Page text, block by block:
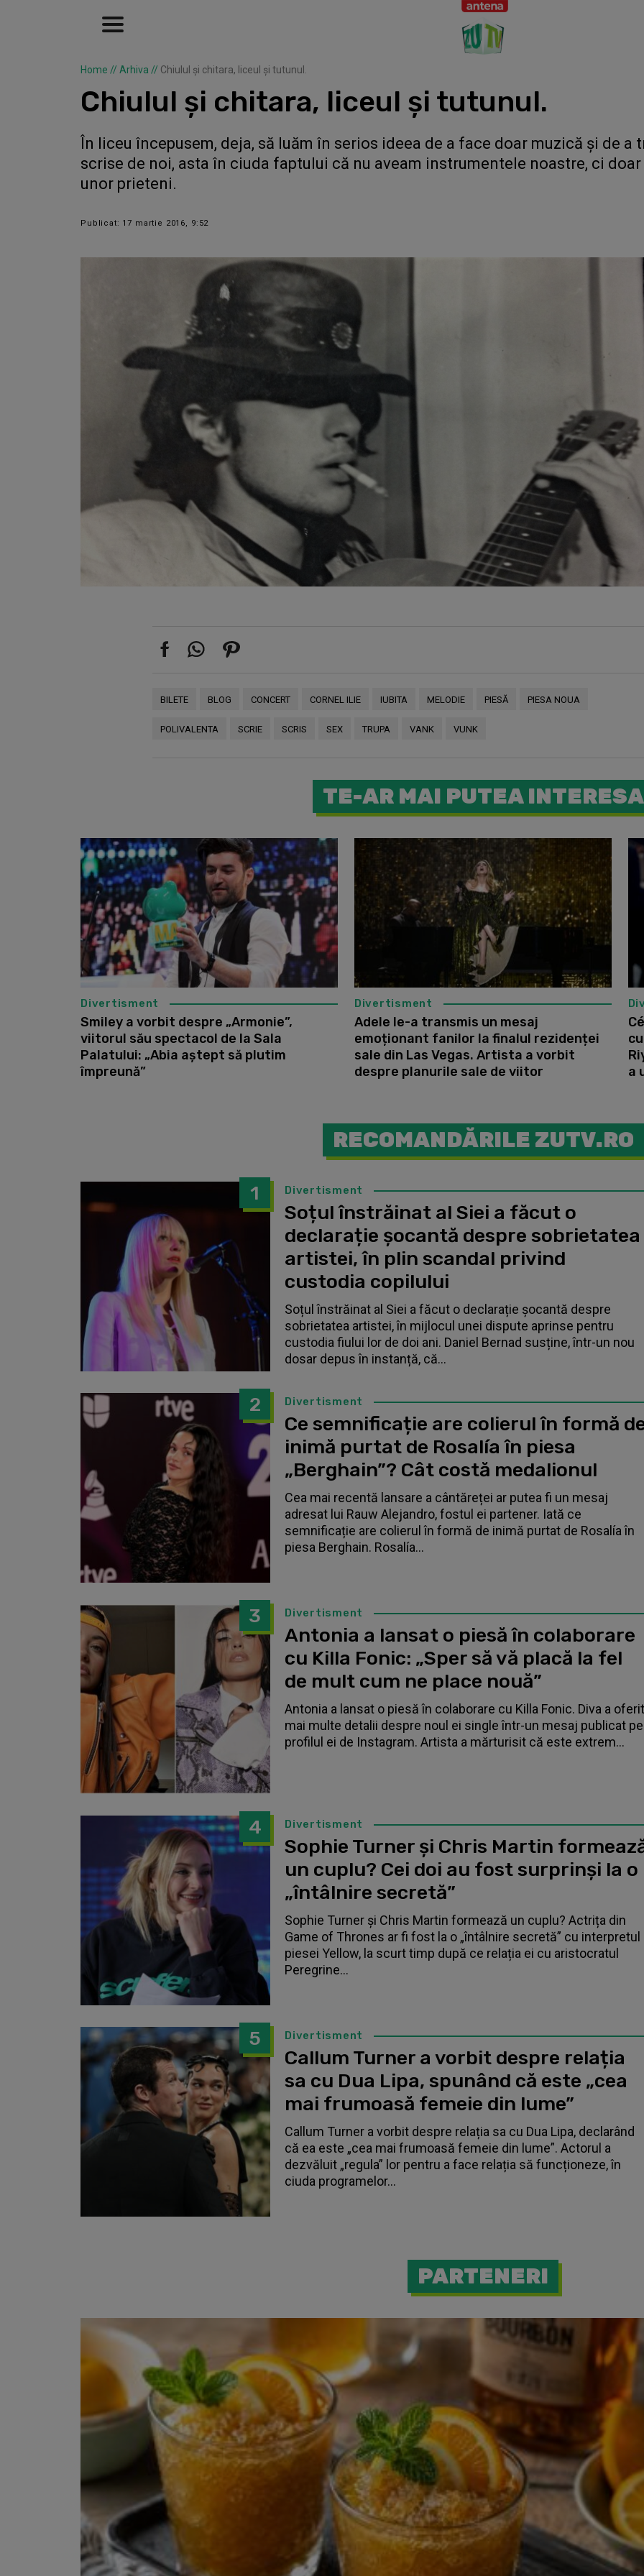
Home // Arhiva // Chiulul și chitara, liceul și tutunul.
Chiulul și chitara, liceul și tutunul.
În liceu începusem, deja, să luăm în serios ideea de a face doar muzică și de a
scrise de noi, asta în ciuda faptului că nu aveam instrumentele noastre, ci
unor prieteni.
Publicat: 17 martie 2016, 9:52
BILETE BLOG CONCERT CORNEL ILIE IUBITA MELODIE PIESĂ PIESA NOUA
POLIVALENTA SCRIE SCRIS SEX TRUPA VANK VUNK
TE-AR MAI PUTEA INTERESA
Divertisment
Smiley a vorbit despre „Armonie”,
viitorul său spectacol de la Sala
Palatului: „Abia aștept să plutim
împreună”
Smiley
Divertisment
Adele le-a transmis un mesaj
emoționant fanilor la finalul rezidenței
sale din Las Vegas. Artista a vorbit
despre planurile sale de viitor
a
RECOMANDĂRILE ZUTV.RO
1 Divertisment
Soțul înstrăinat al Siei a făcut o
declarație șocantă despre sobrietatea
artistei, în plin scandal privind
custodia copilului
Soțul înstrăinat al Siei a făcut o declarație șocantă despre
sobrietatea artistei, în mijlocul unei dispute aprinse pentru
custodia fiului lor de doi ani. Daniel Bernad susține, într-un nou
dosar depus în instanță, că...
2 Divertisment
Ce semnificație are colierul în formă
inimă purtat de Rosalía în piesa
„Berghain”? Cât costă medalionul
Cea mai recentă lansare a cântăreței ar putea fi un mesaj
adresat lui Rauw Alejandro, fostul ei partener. Iată ce
semnificație are colierul în formă de inimă purtat de Rosalía în
piesa Berghain. Rosalía...
3 Divertisment
Antonia a lansat o piesă în colaborare
cu Killa Fonic: „Sper să vă placă la fel
de mult cum ne place nouă”
Antonia a lansat o piesă în colaborare cu Killa Fonic. Diva a oferit
mai multe detalii despre noul ei single într-un mesaj publicat pe
profilul ei de Instagram. Artista a mărturisit că este extrem...
4 Divertisment
Sophie Turner și Chris Martin
un cuplu? Cei doi au fost surprinși la o
„întâlnire secretă”
Sophie Turner și Chris Martin formează un cuplu? Actrița din
Game of Thrones ar fi fost la o „întâlnire secretă” cu interpretul
piesei Yellow, la scurt timp după ce relația ei cu aristocratul
Peregrine...
5 Divertisment
Callum Turner a vorbit despre relația
sa cu Dua Lipa, spunând că este „cea
mai frumoasă femeie din lume”
Callum Turner a vorbit despre relația sa cu Dua Lipa, declarând
că ea este „cea mai frumoasă femeie din lume”. Actorul a
dezvăluit „regula” lor pentru a face relația să funcționeze, în
ciuda programelor...
PARTENERI